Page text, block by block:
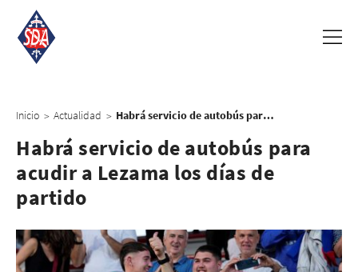
Inicio > Actualidad > Habrá servicio de autobús para acudir a Lezama los días de partido
Habrá servicio de autobús para
acudir a Lezama los días de
partido